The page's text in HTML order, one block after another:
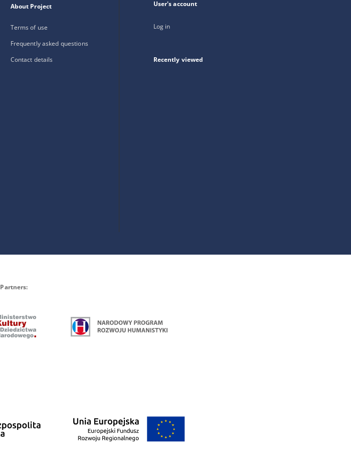
About Project
Terms of use
Frequently asked questions
Contact details
User's account
Log in
Recently viewed
Partners: